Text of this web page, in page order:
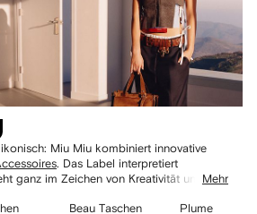
Miu Miu kombiniert innovative
. Das Label interpretiert
ganz im Zeichen von Kreativität und Mehr
3
Beau Taschen
4
Plume